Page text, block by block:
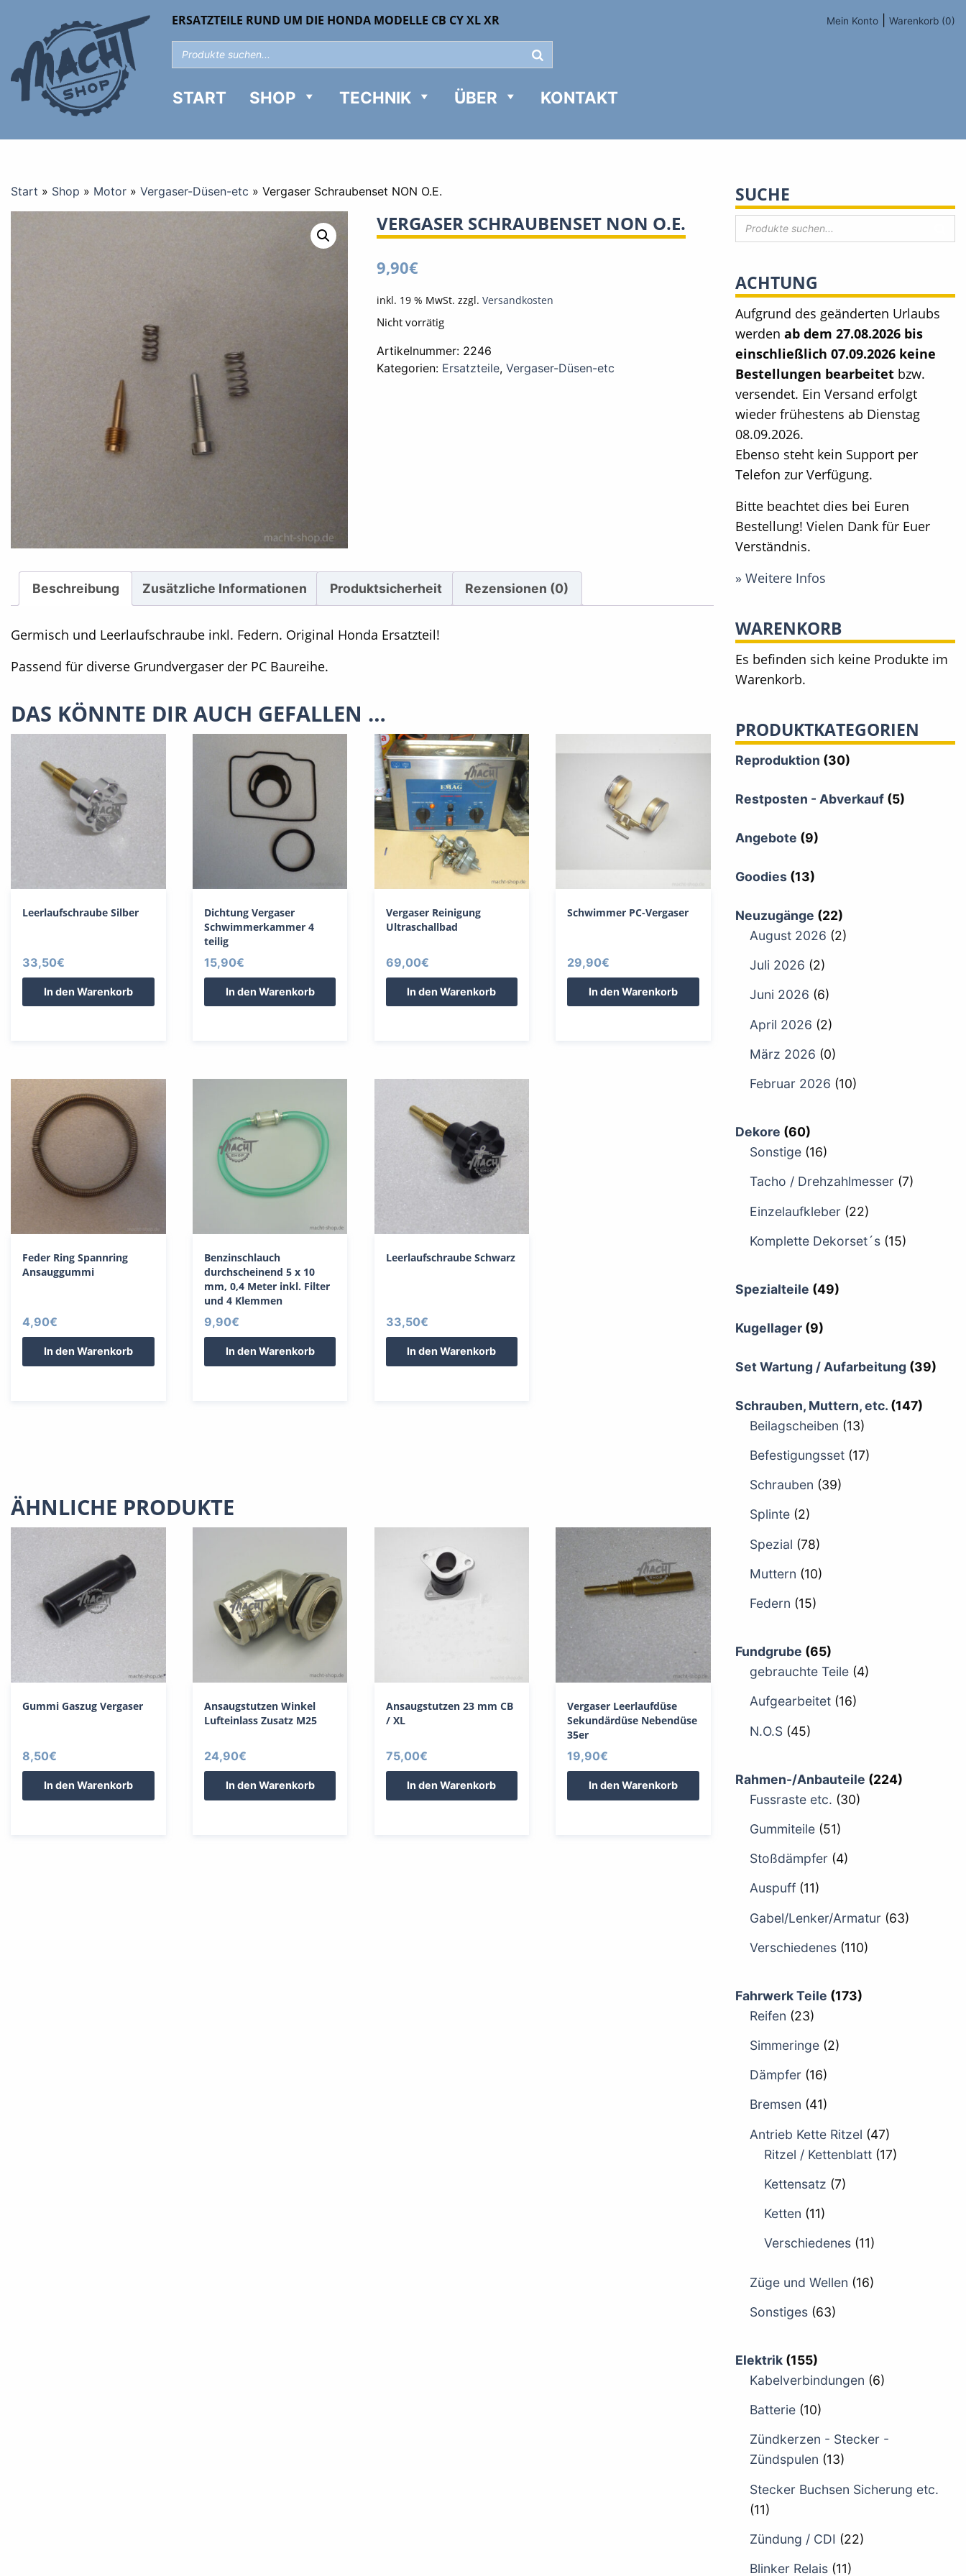
ERSATZTEILE RUND UM DIE HONDA MODELLE CB CY XL XR Mein Konto Warenkorb (0)
START SHOP TECHNIK ÜBER KONTAKT
Start » Shop » Motor » Vergaser-Düsen-etc » Vergaser Schraubenset NON O.E.
VERGASER SCHRAUBENSET NON O.E.
9,90€
inkl. 19 % MwSt. zzgl. Versandkosten
Nicht vorrätig
Artikelnummer: 2246
Kategorien: Ersatzteile, Vergaser-Düsen-etc
Beschreibung Zusätzliche Informationen Produktsicherheit Rezensionen (0)
Germisch und Leerlaufschraube inkl. Federn. Original Honda Ersatzteil!
Passend für diverse Grundvergaser der PC Baureihe.
DAS KÖNNTE DIR AUCH GEFALLEN …
Leerlaufschraube Silber
33,50€
In den Warenkorb
Dichtung Vergaser
Schwimmerkammer 4
teilig
15,90€
In den Warenkorb
Vergaser Reinigung
Ultraschallbad
69,00€
In den Warenkorb
Schwimmer PC-Vergaser
29,90€
In den Warenkorb
Feder Ring Spannring
Ansauggummi
4,90€
In den Warenkorb
Benzinschlauch
durchscheinend 5 x 10
mm, 0,4 Meter inkl. Filter
und 4 Klemmen
9,90€
In den Warenkorb
Leerlaufschraube Schwarz
33,50€
In den Warenkorb
ÄHNLICHE PRODUKTE
Gummi Gaszug Vergaser
8,50€
In den Warenkorb
Ansaugstutzen Winkel
Lufteinlass Zusatz M25
24,90€
In den Warenkorb
Ansaugstutzen 23 mm CB
/ XL
75,00€
In den Warenkorb
Vergaser Leerlaufdüse
Sekundärdüse Nebendüse
35er
19,90€
In den Warenkorb
SUCHE
ACHTUNG
Aufgrund des geänderten Urlaubs
werden ab dem 27.08.2026 bis
einschließlich 07.09.2026 keine
Bestellungen bearbeitet bzw.
versendet. Ein Versand erfolgt
wieder frühestens ab Dienstag
08.09.2026.
Ebenso steht kein Support per
Telefon zur Verfügung.
Bitte beachtet dies bei Euren
Bestellung! Vielen Dank für Euer
Verständnis.
» Weitere Infos
WARENKORB
Es befinden sich keine Produkte im
Warenkorb.
PRODUKTKATEGORIEN
Reproduktion (30)
Restposten - Abverkauf (5)
Angebote (9)
Goodies (13)
Neuzugänge (22)
August 2026 (2)
Juli 2026 (2)
Juni 2026 (6)
April 2026 (2)
März 2026 (0)
Februar 2026 (10)
Dekore (60)
Sonstige (16)
Tacho / Drehzahlmesser (7)
Einzelaufkleber (22)
Komplette Dekorset´s (15)
Spezialteile (49)
Kugellager (9)
Set Wartung / Aufarbeitung (39)
Schrauben, Muttern, etc. (147)
Beilagscheiben (13)
Befestigungsset (17)
Schrauben (39)
Splinte (2)
Spezial (78)
Muttern (10)
Federn (15)
Fundgrube (65)
gebrauchte Teile (4)
Aufgearbeitet (16)
N.O.S (45)
Rahmen-/Anbauteile (224)
Fussraste etc. (30)
Gummiteile (51)
Stoßdämpfer (4)
Auspuff (11)
Gabel/Lenker/Armatur (63)
Verschiedenes (110)
Fahrwerk Teile (173)
Reifen (23)
Simmeringe (2)
Dämpfer (16)
Bremsen (41)
Antrieb Kette Ritzel (47)
Ritzel / Kettenblatt (17)
Kettensatz (7)
Ketten (11)
Verschiedenes (11)
Züge und Wellen (16)
Sonstiges (63)
Elektrik (155)
Kabelverbindungen (6)
Batterie (10)
Zündkerzen - Stecker -
Zündspulen (13)
Stecker Buchsen Sicherung etc.
(11)
Zündung / CDI (22)
Blinker Relais (11)